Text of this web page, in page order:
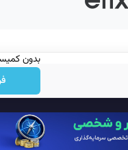
بدون
حقوق محفوظ است © 2026 مجله